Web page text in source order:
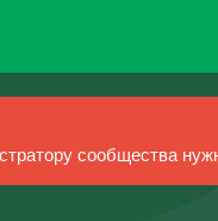
сообщества